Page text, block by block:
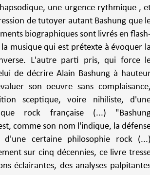
une urgence rythmique ,
de tutoyer autant Bashung que
biographiques sont livrés en
musique qui est prétexte à évoquer
L'autre parti pris, qui force
de décrire Alain Bashung à
son oeuvre sans
sceptique, voire nihiliste,
rock française (...) "Bashung
comme son nom l'indique, la
certaine philosophie rock
sur cinq décennies, ce livre
éclairantes, des analyses